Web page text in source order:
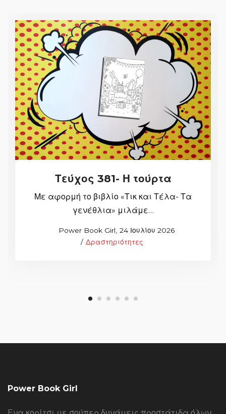
Τεύχος 381- Η τούρτα
Με αφορμή το βιβλίο «Τικ και Τέλα- Τα
γενέθλια» μιλάμε…
Power Book Girl Posted
on
24 Ιουλίου 2026
Posted
Δραστηριότητες
Power Book Girl